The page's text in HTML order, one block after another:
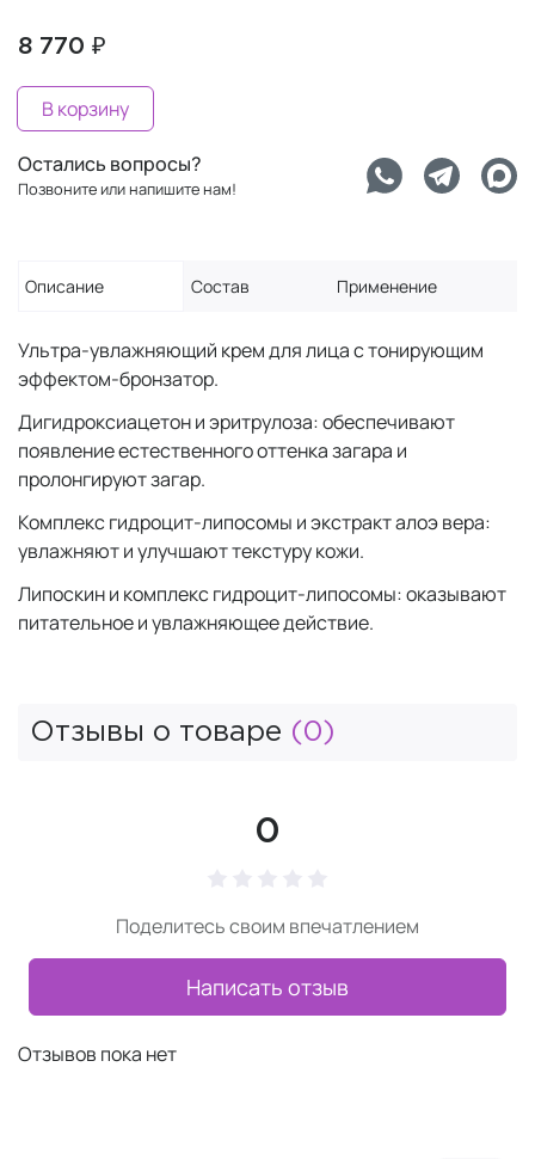
8 770 ₽
В корзину
Остались вопросы?
Позвоните или напишите нам!
Описание Состав Применение
Ультра-увлажняющий крем для лица с тонирующим
эффектом-бронзатор.
Дигидроксиацетон и эритрулоза: обеспечивают
появление естественного оттенка загара и
пролонгируют загар.
Комплекс гидроцит-липосомы и экстракт алоэ вера:
увлажняют и улучшают текстуру кожи.
Липоскин и комплекс гидроцит-липосомы: оказывают
питательное и увлажняющее действие.
Отзывы о товаре (0)
0
Поделитесь своим впечатлением
Написать отзыв
Отзывов пока нет